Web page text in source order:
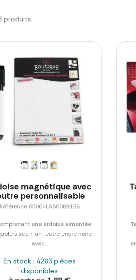
produits.
magnétique avec
personnalisable
00004LAB0089138
une ardoise aimantée
à sec + un feutre encre noire
avec...
En stock : 4263 pièces
disponibles